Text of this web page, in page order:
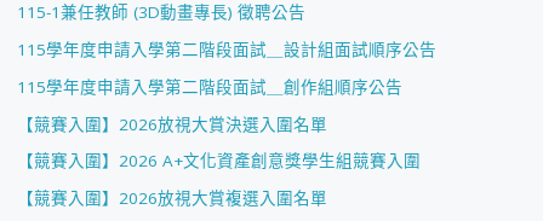
115-1兼任教師 (3D動畫專長) 徵聘公告
115學年度申請入學第二階段面試＿設計組面試順序公告
115學年度申請入學第二階段面試＿創作組順序公告
【競賽入圍】2026放視大賞決選入圍名單
【競賽入圍】2026 A+文化資產創意獎學生組競賽入圍
【競賽入圍】2026放視大賞複選入圍名單